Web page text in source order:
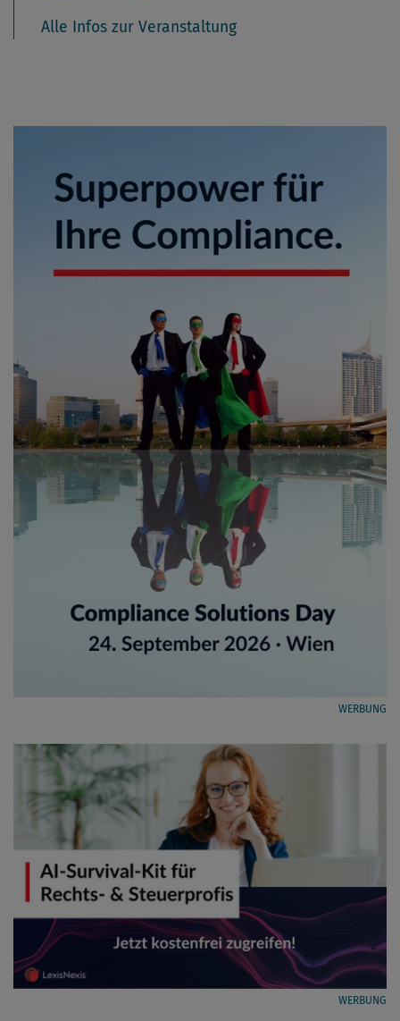
Alle Infos zur Veranstaltung
WERBUNG
WERBUNG